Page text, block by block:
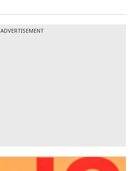
ADVERTISEMENT